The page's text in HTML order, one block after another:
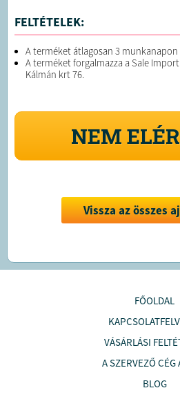
FELTÉTELEK:
A terméket átlagosan 3
A terméket forgalmazza a Sale Import
Kálmán krt 76.
NEM
Vissza az összes
FŐOLDAL
VÁSÁRLÁSI
A SZERVEZŐ CÉG
BLOG